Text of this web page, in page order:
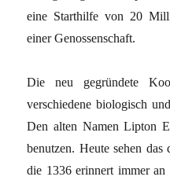
eine Starthilfe von 20
einer Genossenschaft.
Die neu gegründete
verschiedene biologisch
Den alten Namen Lipton
benutzen. Heute sehen
die 1336 erinnert immer